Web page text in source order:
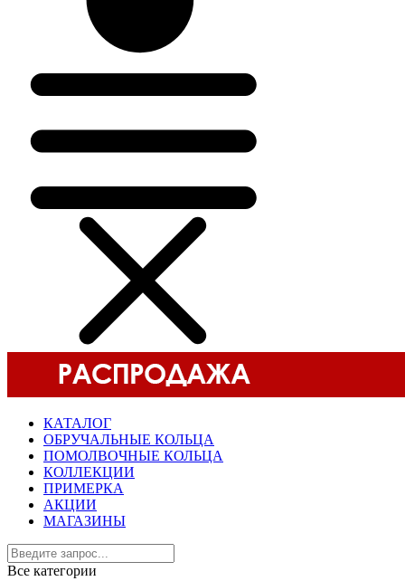
КАТАЛОГ
ОБРУЧАЛЬНЫЕ КОЛЬЦА
ПОМОЛВОЧНЫЕ КОЛЬЦА
КОЛЛЕКЦИИ
ПРИМЕРКА
АКЦИИ
МАГАЗИНЫ
Все категории